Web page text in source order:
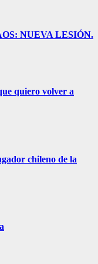
NUEVA LESIÓN.
quiero volver a
chileno de la